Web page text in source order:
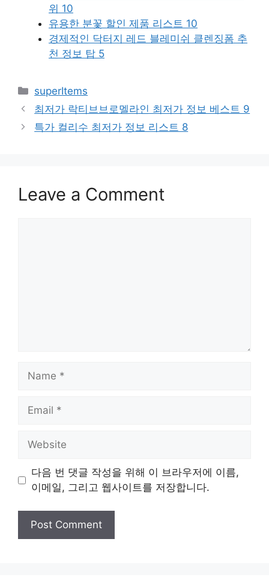
위 10
유용한 분꽃 할인 제품 리스트 10
경제적인 닥터지 레드 블레미쉬 클렌징폼 추
천 정보 탑 5
Categories
superItems
최저가 락티브브로멜라인 최저가 정보 베스트 9
특가 컬리수 최저가 정보 리스트 8
Leave a Comment
Name
Email
Website
다음 번 댓글 작성을 위해 이 브라우저에 이름,
이메일, 그리고 웹사이트를 저장합니다.